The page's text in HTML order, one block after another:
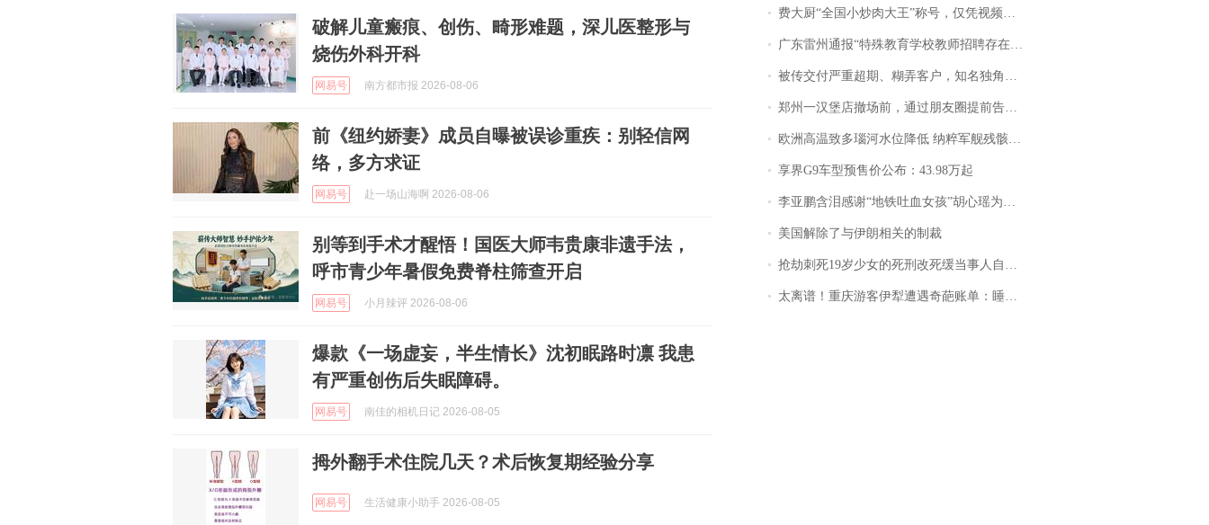
破解儿童瘢痕、创伤、畸形难题，深儿医整形与
烧伤外科开科
网易号 南方都市报 2026-08-06
前《纽约娇妻》成员自曝被误诊重疾：别轻信网
络，多方求证
网易号 赴一场山海啊 2026-08-06
别等到手术才醒悟！国医大师韦贵康非遗手法，
呼市青少年暑假免费脊柱筛查开启
网易号 小月辣评 2026-08-06
爆款《一场虚妄，半生情长》沈初眠路时凛 我患
有严重创伤后失眠障碍。
网易号 南佳的相机日记 2026-08-05
拇外翻手术住院几天？术后恢复期经验分享
网易号 生活健康小助手 2026-08-05
费大厨“全国小炒肉大王”称号，仅凭视频评出？中国烹饪协会回应
广东雷州通报“特殊教育学校教师招聘存在违规行为”：已启动问责程序 副校长被停职
被传交付严重超期、糊弄客户，知名独角兽车企创始人回应：都没证据，将依法采取措施，“本人长期与美国交管局保持沟通，对方表示肯定”
郑州一汉堡店撤场前，通过朋友圈提前告知逐一退费，有顾客仅剩1元也全被退回，分文不少；顾客：言而有信，让人感动
欧洲高温致多瑙河水位降低 纳粹军舰残骸重见天日
享界G9车型预售价公布：43.98万起
李亚鹏含泪感谢“地铁吐血女孩”胡心瑶为嫣然天使捐99999元：这份捐赠太沉重，尊重其捐赠意愿，个人向胡心瑶和她的病友之家各捐赠99999元
美国解除了与伊朗相关的制裁
抢劫刺死19岁少女的死刑改死缓当事人自述：出狱11年间始终刻意躲避被害人家属
太离谱！重庆游客伊犁遭遇奇葩账单：睡自己车里，被酒店收了150元“住宿费”